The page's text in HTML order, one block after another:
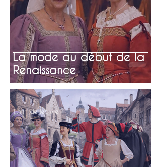
La mode au début de la
Renaissance
1 min de lecture